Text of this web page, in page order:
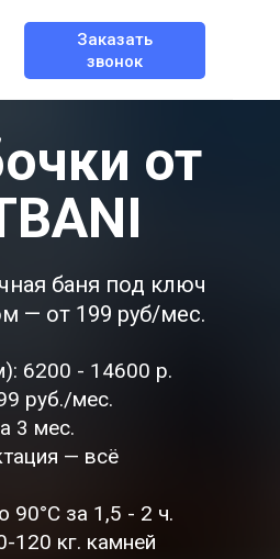
Заказать
звонок
баня под ключ
— от 199 руб/мес.
6200 - 14600 р.
руб./мес.
3 мес.
— всё
90°C за 1,5 - 2 ч.
кг. камней
от